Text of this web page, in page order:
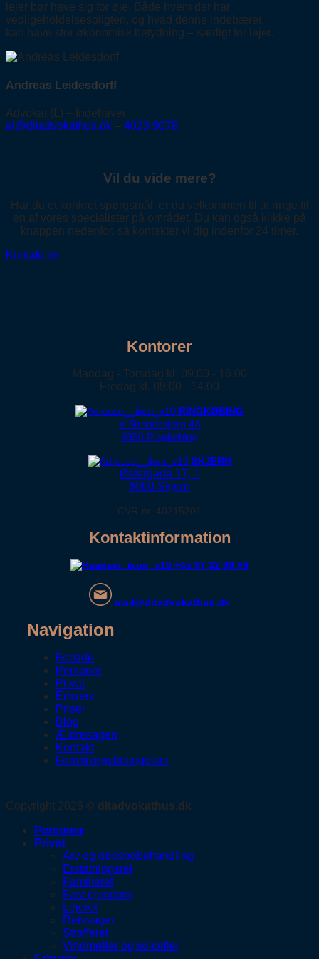
lejer bør have sig for øje. Både hvem der har
vedligeholdelsespligten, og hvad denne indebærer,
kan have stor økonomisk betydning – særligt for lejer.
Andreas Leidesdorff
Advokat (L) – Indehaver
al@ditadvokathus.dk – 4023 9078
Vil du vide mere?
Har du et konkret spørgsmål, er du velkommen til at ringe til
en af vores specialister på området. Du kan også klikke på
knappen nedenfor, så kontakter vi dig indenfor 24 timer.
Kontakt os
Kontorer
Mandag - Torsdag kl. 09.00 - 16.00
Fredag kl. 09.00 - 14.00
RINGKØBING
V Strandsbjerg 4A
6950 Ringkøbing
SKJERN
Østergade 17, 1
6900 Skjern
CVR-nr. 40215301
Kontaktinformation
+45 97 32 09 99
mail@ditadvokathus.dk
Navigation
Forside
Personer
Privat
Erhverv
Priser
Blog
Ældresagen
Kontakt
Forretningsbetingelser
Copyright 2026 © ditadvokathus.dk
Personer
Privat
Arv og dødsbobehandling
Erstatningsret
Familieret
Fast ejendom
Lejeret
Retssager
Strafferet
Vindmøller og solceller